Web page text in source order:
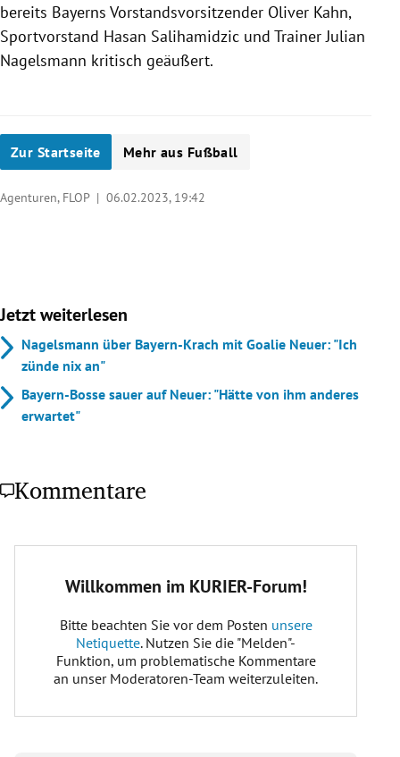
bereits Bayerns Vorstandsvorsitzender Oliver Kahn,
Sportvorstand Hasan Salihamidzic und Trainer Julian
Nagelsmann kritisch geäußert.
Zur Startseite Mehr aus Fußball
Agenturen, FLOP | 06.02.2023, 19:42
Jetzt weiterlesen
Nagelsmann über Bayern-Krach mit Goalie Neuer: "Ich
zünde nix an"
Bayern-Bosse sauer auf Neuer: "Hätte von ihm anderes
erwartet"
Kommentare